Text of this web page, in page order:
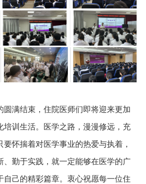
满结束，住院医师们即将迎来更加
培训生活。医学之路，漫漫修远，充
怀揣着对医学事业的热爱与执着，
、勤于实践，就一定能够在医学的广
自己的精彩篇章。衷心祝愿每一位住